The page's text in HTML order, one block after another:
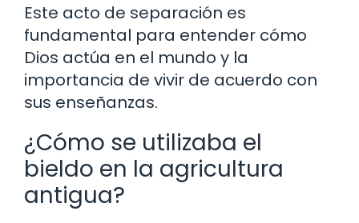
Este acto de separación es
fundamental para entender cómo
Dios actúa en el mundo y la
importancia de vivir de acuerdo con
sus enseñanzas.
¿Cómo se utilizaba el
bieldo en la agricultura
antigua?